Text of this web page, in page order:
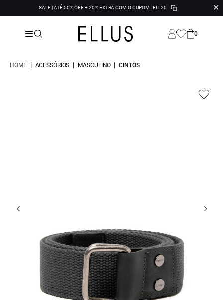
SALE | ATÉ 50% OFF + 20% EXTRA COM O CUPOM ELL20 ✕
0
HOME | ACESSÓRIOS | MASCULINO | CINTOS